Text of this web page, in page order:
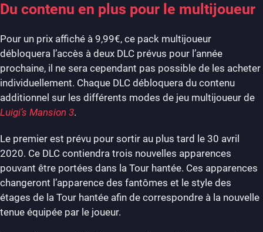
Du contenu en plus pour le multijoueur
Pour un prix affiché à 9,99€, ce pack multijoueur
débloquera l’accès à deux DLC prévus pour l’année
prochaine, il ne sera cependant pas possible de les acheter
individuellement. Chaque DLC débloquera du contenu
additionnel sur les différents modes de jeu multijoueur de
Luigi’s Mansion 3.
Le premier est prévu pour sortir au plus tard le 30 avril
2020. Ce DLC contiendra trois nouvelles apparences
pouvant être portées dans la Tour hantée. Ces apparences
changeront l’apparence des fantômes et le style des
étages de la Tour hantée afin de correspondre à la nouvelle
tenue équipée par le joueur.